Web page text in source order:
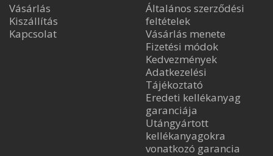
Vásárlás
Kiszállítás
Kapcsolat
Általános szerződési
feltételek
Vásárlás menete
Fizetési módok
Kedvezmények
Adatkezelési
Tájékoztató
Eredeti kellékanyag
garanciája
Utángyártott
kellékanyagokra
vonatkozó garancia